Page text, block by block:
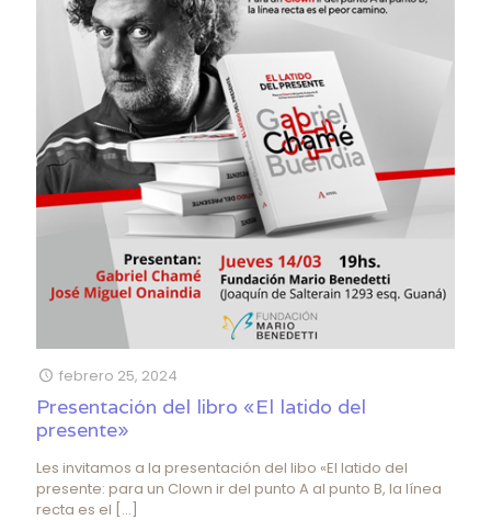
febrero 25, 2024
Presentación del libro «El latido del
presente»
Les invitamos a la presentación del libo «El latido del
presente: para un Clown ir del punto A al punto B, la línea
recta es el […]